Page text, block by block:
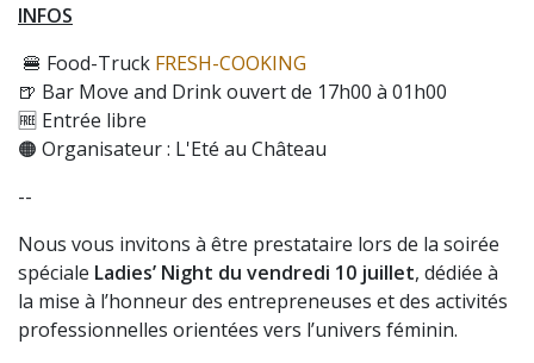
INFOS
🍔 Food-Truck FRESH-COOKING
🍺 Bar Move and Drink ouvert de 17h00 à 01h00
🆓 Entrée libre
🟠 Organisateur : L'Eté au Château
--
Nous vous invitons à être prestataire lors de la soirée
spéciale Ladies’ Night du vendredi 10 juillet, dédiée à
la mise à l’honneur des entrepreneuses et des activités
professionnelles orientées vers l’univers féminin.